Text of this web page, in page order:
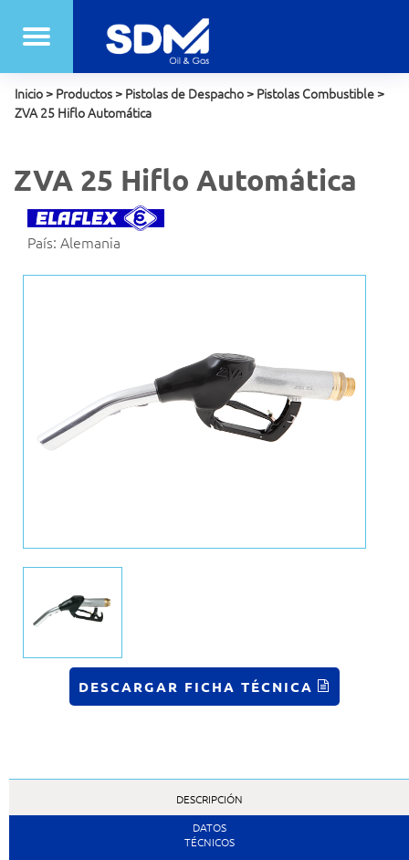
Inicio> Productos> Pistolas de Despacho> Pistolas Combustible>
ZVA 25 Hiflo Automática
ZVA 25 Hiflo Automática
País: Alemania
DESCARGAR FICHA TÉCNICA
DESCRIPCIÓN
DATOS
TÉCNICOS